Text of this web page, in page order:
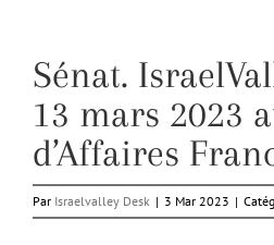
Sénat.
13 mars 2023
d’Affaires
Par Israelvalley Desk | 3 Mar 2023 |